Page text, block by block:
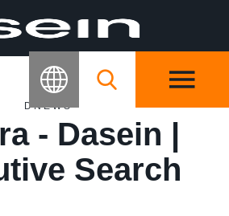
DNEWS
- Dasein |
Search